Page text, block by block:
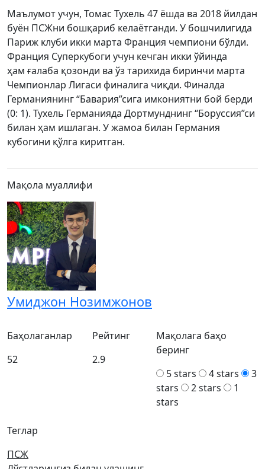
Маълумот учун, Томас Тухель 47 ёшда ва 2018 йилдан
буён ПСЖни бошқариб келаётганди. У бошчилигида
Париж клуби икки марта Франция чемпиони бўлди.
Франция Суперкубоги учун кечган икки ўйинда
ҳам ғалаба қозонди ва ўз тарихида биринчи марта
Чемпионлар Лигаси финалига чиқди. Финалда
Германиянинг “Бавария”сига имкониятни бой берди
(0: 1). Тухель Германияда Дортмунднинг “Боруссия”си
билан ҳам ишлаган. У жамоа билан Германия
кубогини қўлга киритган.
Мақола муаллифи
Умиджон Нозимжонов
Теглар
ПСЖ
Баҳолаганлар
52
Рейтинг
2.9
Мақолага баҳо
беринг
5 stars
4 stars
3
stars
2 stars
1
stars